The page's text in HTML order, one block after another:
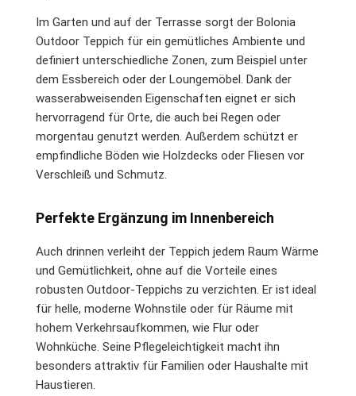
Im Garten und auf der Terrasse sorgt der Bolonia
Outdoor Teppich für ein gemütliches Ambiente und
definiert unterschiedliche Zonen, zum Beispiel unter
dem Essbereich oder der Loungemöbel. Dank der
wasserabweisenden Eigenschaften eignet er sich
hervorragend für Orte, die auch bei Regen oder
morgentau genutzt werden. Außerdem schützt er
empfindliche Böden wie Holzdecks oder Fliesen vor
Verschleiß und Schmutz.
Perfekte Ergänzung im Innenbereich
Auch drinnen verleiht der Teppich jedem Raum Wärme
und Gemütlichkeit, ohne auf die Vorteile eines
robusten Outdoor-Teppichs zu verzichten. Er ist ideal
für helle, moderne Wohnstile oder für Räume mit
hohem Verkehrsaufkommen, wie Flur oder
Wohnküche. Seine Pflegeleichtigkeit macht ihn
besonders attraktiv für Familien oder Haushalte mit
Haustieren.